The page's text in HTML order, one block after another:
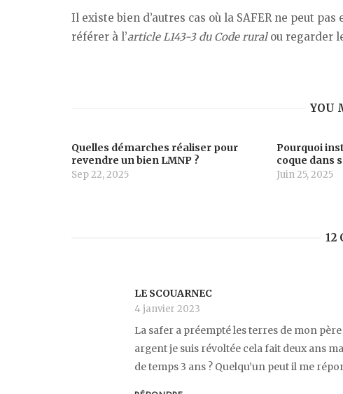
Il existe bien d’autres cas où la SAFER ne peut
référer à l’article L143-3 du Code ruralou regarder
YOU
Quelles démarches réaliser pour
revendre un bien LMNP ?
Sep 22, 2025
Pourquoi
coque dans
Juin 25, 2025
12
LE SCOUARNEC
4 janvier 2023
La safer a préempté les terres de mon
argent je suis révoltée cela fait deux ans
de temps 3 ans ? Quelqu’un peut il me